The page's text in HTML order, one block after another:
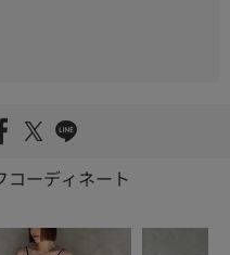
コーディネート